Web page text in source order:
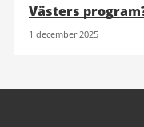
Västers
1 december 2025